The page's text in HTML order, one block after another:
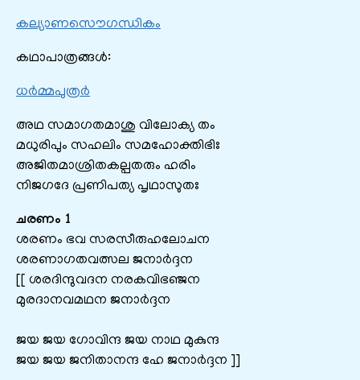
കല്യാണസൌഗന്ധികം
കഥാപാത്രങ്ങൾ:
ധർമ്മപുത്രർ
അഥ സമാഗതമാശു വിലോക്യ തം
മധുരിപും സഹലിം സമഹോക്തിഭിഃ
അജിതമാശ്രിതകല്പതരും ഹരിം
നിജഗദേ പ്രണിപത്യ പൃഥാസുതഃ
ചരണം 1
ശരണം ഭവ സരസീരുഹലോചന
ശരണാഗതവത്സല ജനാര്‍ദ്ദന
[[ ശരദിന്ദുവദന നരകവിഭഞ്ജന
മുരദാനവമഥന ജനാർദ്ദന
ജയ ജയ ഗോവിന്ദ ജയ നാഥ മുകുന്ദ
ജയ ജയ ജനിതാനന്ദ ഹേ ജനാർദ്ദന ]]